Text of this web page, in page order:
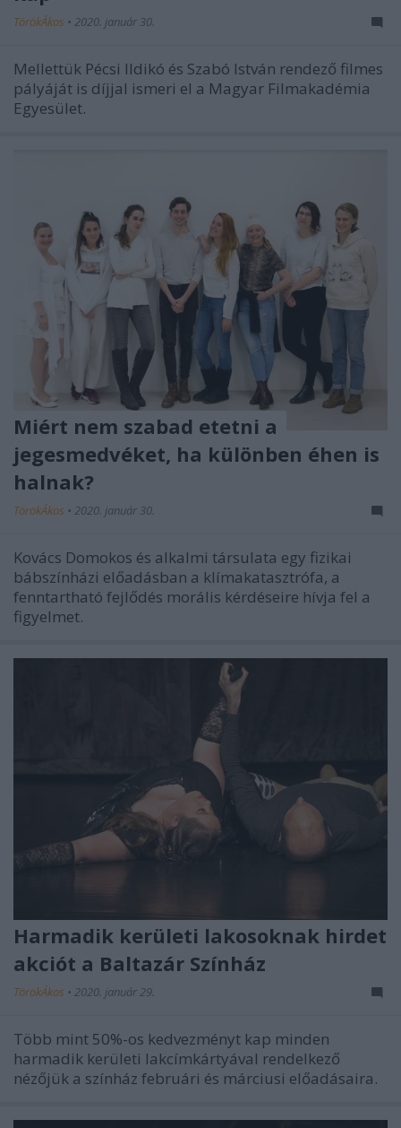
TörökÁkos • 2020. január 30.
Mellettük Pécsi Ildikó és Szabó István rendező filmes
pályáját is díjjal ismeri el a Magyar Filmakadémia
Egyesület.
Miért nem szabad etetni a
jegesmedvéket, ha különben éhen is
halnak?
TörökÁkos • 2020. január 30.
Kovács Domokos és alkalmi társulata egy fizikai
bábszínházi előadásban a klímakatasztrófa, a
fenntartható fejlődés morális kérdéseire hívja fel a
figyelmet.
Harmadik kerületi lakosoknak hirdet
akciót a Baltazár Színház
TörökÁkos • 2020. január 29.
Több mint 50%-os kedvezményt kap minden
harmadik kerületi lakcímkártyával rendelkező
nézőjük a színház februári és márciusi előadásaira.